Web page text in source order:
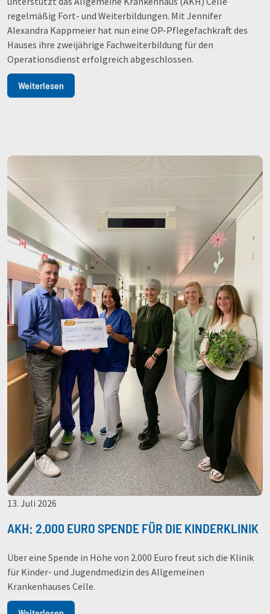
regelmäßig Fort- und Weiterbildungen. Mit Jennifer
Alexandra Kappmeier hat nun eine OP-Pflegefachkraft des
Hauses ihre zweijährige Fachweiterbildung für den
Operationsdienst erfolgreich abgeschlossen.
Weiterlesen
13. Juli 2026
AKH: 2.000 EURO SPENDE FÜR DIE KINDERKLINIK
Über eine Spende in Höhe von 2.000 Euro freut sich die Klinik
für Kinder- und Jugendmedizin des Allgemeinen
Krankenhauses Celle.